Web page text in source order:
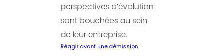
perspectives d’évolution
sont bouchées au sein
de leur entreprise.
Réagir avant une démission